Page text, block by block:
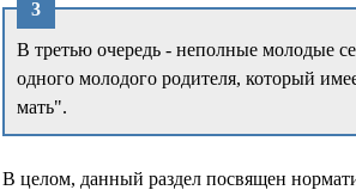
В третью очередь - неполные молодые
одного молодого родителя, который
мать".
В целом, данный раздел посвящен